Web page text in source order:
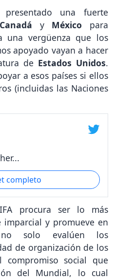
presentado una fuerte
Canadá y México para
una vergüenza que los
apoyado vayan a hacer
de Estados Unidos.
a esos países si ellos
(incluidas las Naciones
completo
procura ser lo más
y promueve en
solo evalúen los
de organización de los
compromiso social que
del Mundial, lo cual